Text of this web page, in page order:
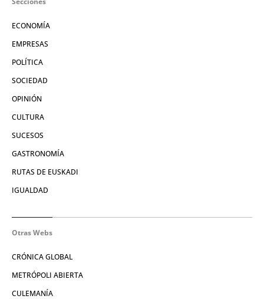
ECONOMÍA
EMPRESAS
POLÍTICA
SOCIEDAD
OPINIÓN
CULTURA
SUCESOS
GASTRONOMÍA
RUTAS DE EUSKADI
IGUALDAD
Otras Webs
CRÓNICA GLOBAL
METRÓPOLI ABIERTA
CULEMANÍA